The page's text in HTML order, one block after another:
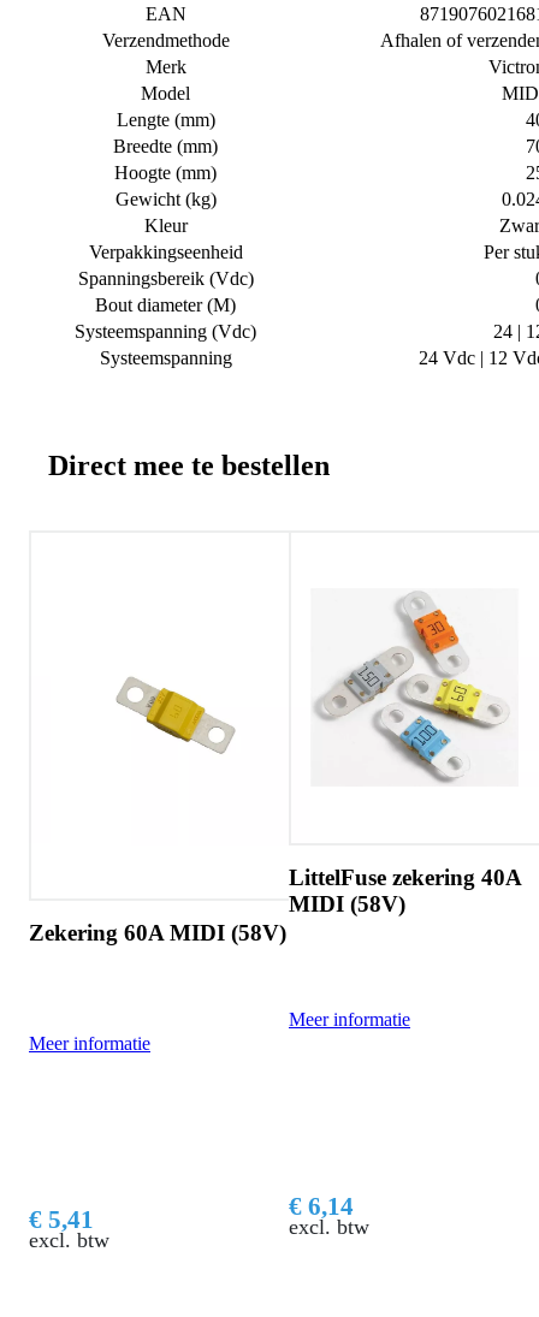
EAN
Verzendmethode
Afhalen of
Merk
Model
Lengte (mm)
Breedte (mm)
Hoogte (mm)
Gewicht (kg)
Kleur
Verpakkingseenheid
Per
Spanningsbereik (Vdc)
Bout diameter (M)
Systeemspanning (Vdc)
24 |
Systeemspanning
24 Vdc | 12
Direct mee te bestellen
Zekering 60A MIDI (58V)
Meer informatie
€ 5,41
excl. btw
LittelFuse zekering 40A
MIDI (58V)
Meer informatie
€ 6,14
excl. btw